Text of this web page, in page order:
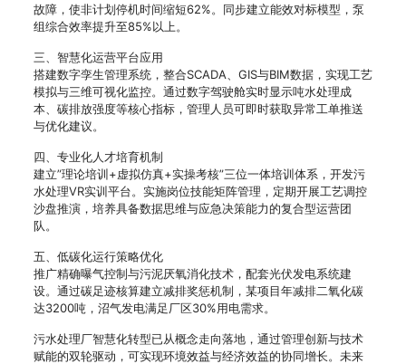
故障，使非计划停机时间缩短62%。同步建立能效对标模型，泵
组综合效率提升至85%以上。
三、智慧化运营平台应用
搭建数字孪生管理系统，整合SCADA、GIS与BIM数据，实现工艺
模拟与三维可视化监控。通过数字驾驶舱实时显示吨水处理成
本、碳排放强度等核心指标，管理人员可即时获取异常工单推送
与优化建议。
四、专业化人才培育机制
建立”理论培训+虚拟仿真+实操考核”三位一体培训体系，开发污
水处理VR实训平台。实施岗位技能矩阵管理，定期开展工艺调控
沙盘推演，培养具备数据思维与应急决策能力的复合型运营团
队。
五、低碳化运行策略优化
推广精确曝气控制与污泥厌氧消化技术，配套光伏发电系统建
设。通过碳足迹核算建立减排奖惩机制，某项目年减排二氧化碳
达3200吨，沼气发电满足厂区30%用电需求。
污水处理厂智慧化转型已从概念走向落地，通过管理创新与技术
赋能的双轮驱动，可实现环境效益与经济效益的协同增长。未来